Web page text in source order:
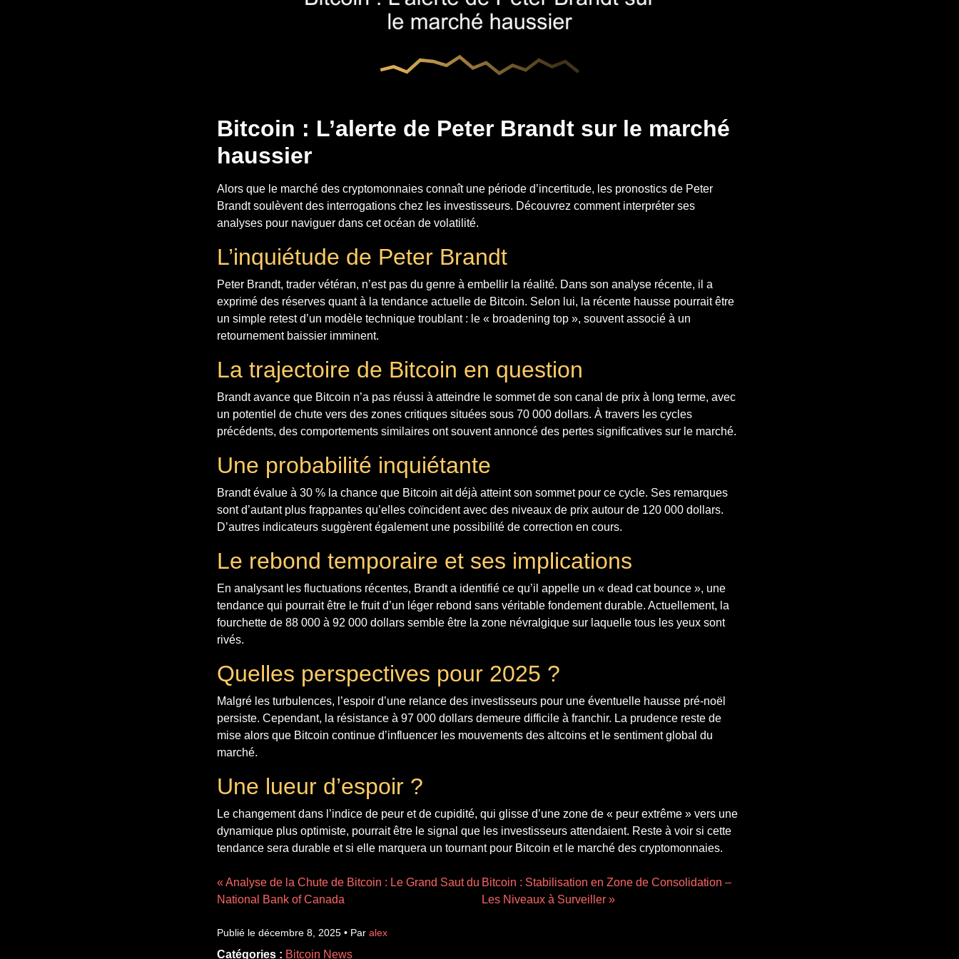
Bitcoin : L’alerte de Peter Brandt sur le marché
haussier
Alors que le marché des cryptomonnaies connaît une période d’incertitude, les pronostics de Peter
Brandt soulèvent des interrogations chez les investisseurs. Découvrez comment interpréter ses
analyses pour naviguer dans cet océan de volatilité.
L’inquiétude de Peter Brandt
Peter Brandt, trader vétéran, n’est pas du genre à embellir la réalité. Dans son analyse récente, il a
exprimé des réserves quant à la tendance actuelle de Bitcoin. Selon lui, la récente hausse pourrait être
un simple retest d’un modèle technique troublant : le « broadening top », souvent associé à un
retournement baissier imminent.
La trajectoire de Bitcoin en question
Brandt avance que Bitcoin n’a pas réussi à atteindre le sommet de son canal de prix à long terme, avec
un potentiel de chute vers des zones critiques situées sous 70 000 dollars. À travers les cycles
précédents, des comportements similaires ont souvent annoncé des pertes significatives sur le marché.
Une probabilité inquiétante
Brandt évalue à 30 % la chance que Bitcoin ait déjà atteint son sommet pour ce cycle. Ses remarques
sont d’autant plus frappantes qu’elles coïncident avec des niveaux de prix autour de 120 000 dollars.
D’autres indicateurs suggèrent également une possibilité de correction en cours.
Le rebond temporaire et ses implications
En analysant les fluctuations récentes, Brandt a identifié ce qu’il appelle un « dead cat bounce », une
tendance qui pourrait être le fruit d’un léger rebond sans véritable fondement durable. Actuellement, la
fourchette de 88 000 à 92 000 dollars semble être la zone névralgique sur laquelle tous les yeux sont
rivés.
Quelles perspectives pour 2025 ?
Malgré les turbulences, l’espoir d’une relance des investisseurs pour une éventuelle hausse pré-noël
persiste. Cependant, la résistance à 97 000 dollars demeure difficile à franchir. La prudence reste de
mise alors que Bitcoin continue d’influencer les mouvements des altcoins et le sentiment global du
marché.
Une lueur d’espoir ?
Le changement dans l’indice de peur et de cupidité, qui glisse d’une zone de « peur extrême » vers une
dynamique plus optimiste, pourrait être le signal que les investisseurs attendaient. Reste à voir si cette
tendance sera durable et si elle marquera un tournant pour Bitcoin et le marché des cryptomonnaies.
« Analyse de la Chute de Bitcoin : Le Grand Saut du
National Bank of Canada
Bitcoin : Stabilisation en Zone de Consolidation –
Les Niveaux à Surveiller »
Publié le décembre 8, 2025 • Par alex
Catégories : Bitcoin News